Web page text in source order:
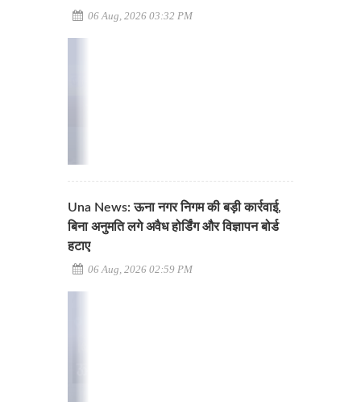
06 Aug, 2026 03:32 PM
Una News: ऊना नगर निगम की बड़ी कार्रवाई,
बिना अनुमति लगे अवैध होर्डिंग और विज्ञापन बोर्ड
हटाए
06 Aug, 2026 02:59 PM